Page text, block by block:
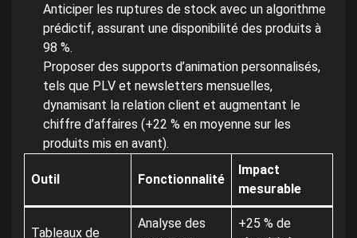
Anticiper les ruptures de stock avec un algorithme
prédictif, assurant une disponibilité des produits à
98 %.
Proposer des supports d’animation personnalisés,
tels que PLV et newsletters mensuelles,
dynamisant la relation client et augmentant le
chiffre d’affaires (+22 % en moyenne sur les
produits mis en avant).
Outil Fonctionnalité
Impact
mesurable
Tableaux de
Analyse des
+25 % de